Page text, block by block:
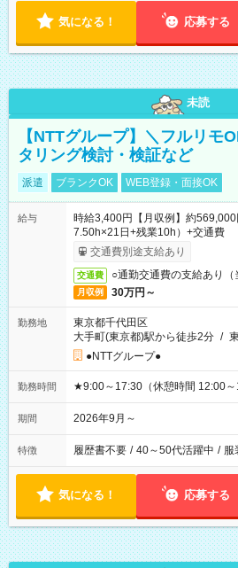
気になる！ 応募する
未読
【NTTグループ】＼フルリモ
タリング検討・検証など
派遣 ブランクOK WEB登録・面接OK
給与
時給3,400円【月収例】約
7.50h×21日+残業10h）+交通費
交通費別途支給あり
交通費 ○通勤交通費の支給あり（
月収例 30万円～
勤務地
東京都千代田区
大手町(東京都)駅から徒歩2分 /
●NTTグループ●
勤務時間 ★9:00～17:30（休憩時間 12:00～
期間 2026年9月～
特徴 履歴書不要 / 40～50代活躍中 / 服
気になる！ 応募する